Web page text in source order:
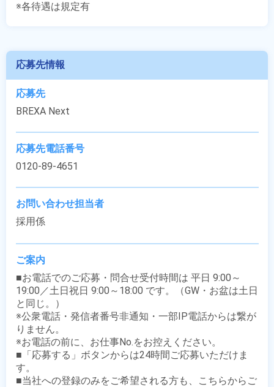
※各待遇は規定有
応募先情報
応募先
BREXA Next
応募先電話番号
0120-89-4651
お問い合わせ担当者
採用係
ご案内
■お電話でのご応募・問合せ受付時間は 平日 9:00～
19:00／土日祝日 9:00～18:00 です。（GW・お盆は土日
と同じ。）
※公衆電話・発信者番号非通知・一部IP電話からは繋が
りません。
※お電話の前に、お仕事No.をお控えください。
■「応募する」ボタンからは24時間ご応募いただけま
す。
■当社への登録のみをご希望される方も、こちらからご